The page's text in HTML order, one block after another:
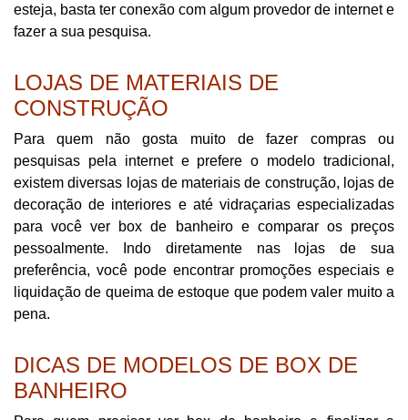
esteja, basta ter conexão com algum provedor de internet e
fazer a sua pesquisa.
LOJAS DE MATERIAIS DE
CONSTRUÇÃO
Para quem não gosta muito de fazer compras ou
pesquisas pela internet e prefere o modelo tradicional,
existem diversas lojas de materiais de construção, lojas de
decoração de interiores e até vidraçarias especializadas
para você ver box de banheiro e comparar os preços
pessoalmente. Indo diretamente nas lojas de sua
preferência, você pode encontrar promoções especiais e
liquidação de queima de estoque que podem valer muito a
pena.
DICAS DE MODELOS DE BOX DE
BANHEIRO